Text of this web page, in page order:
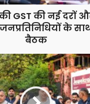
GST की नई दरों
के
बैठक